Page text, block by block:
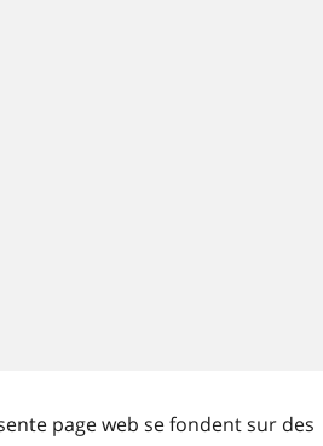
page web se fondent sur des